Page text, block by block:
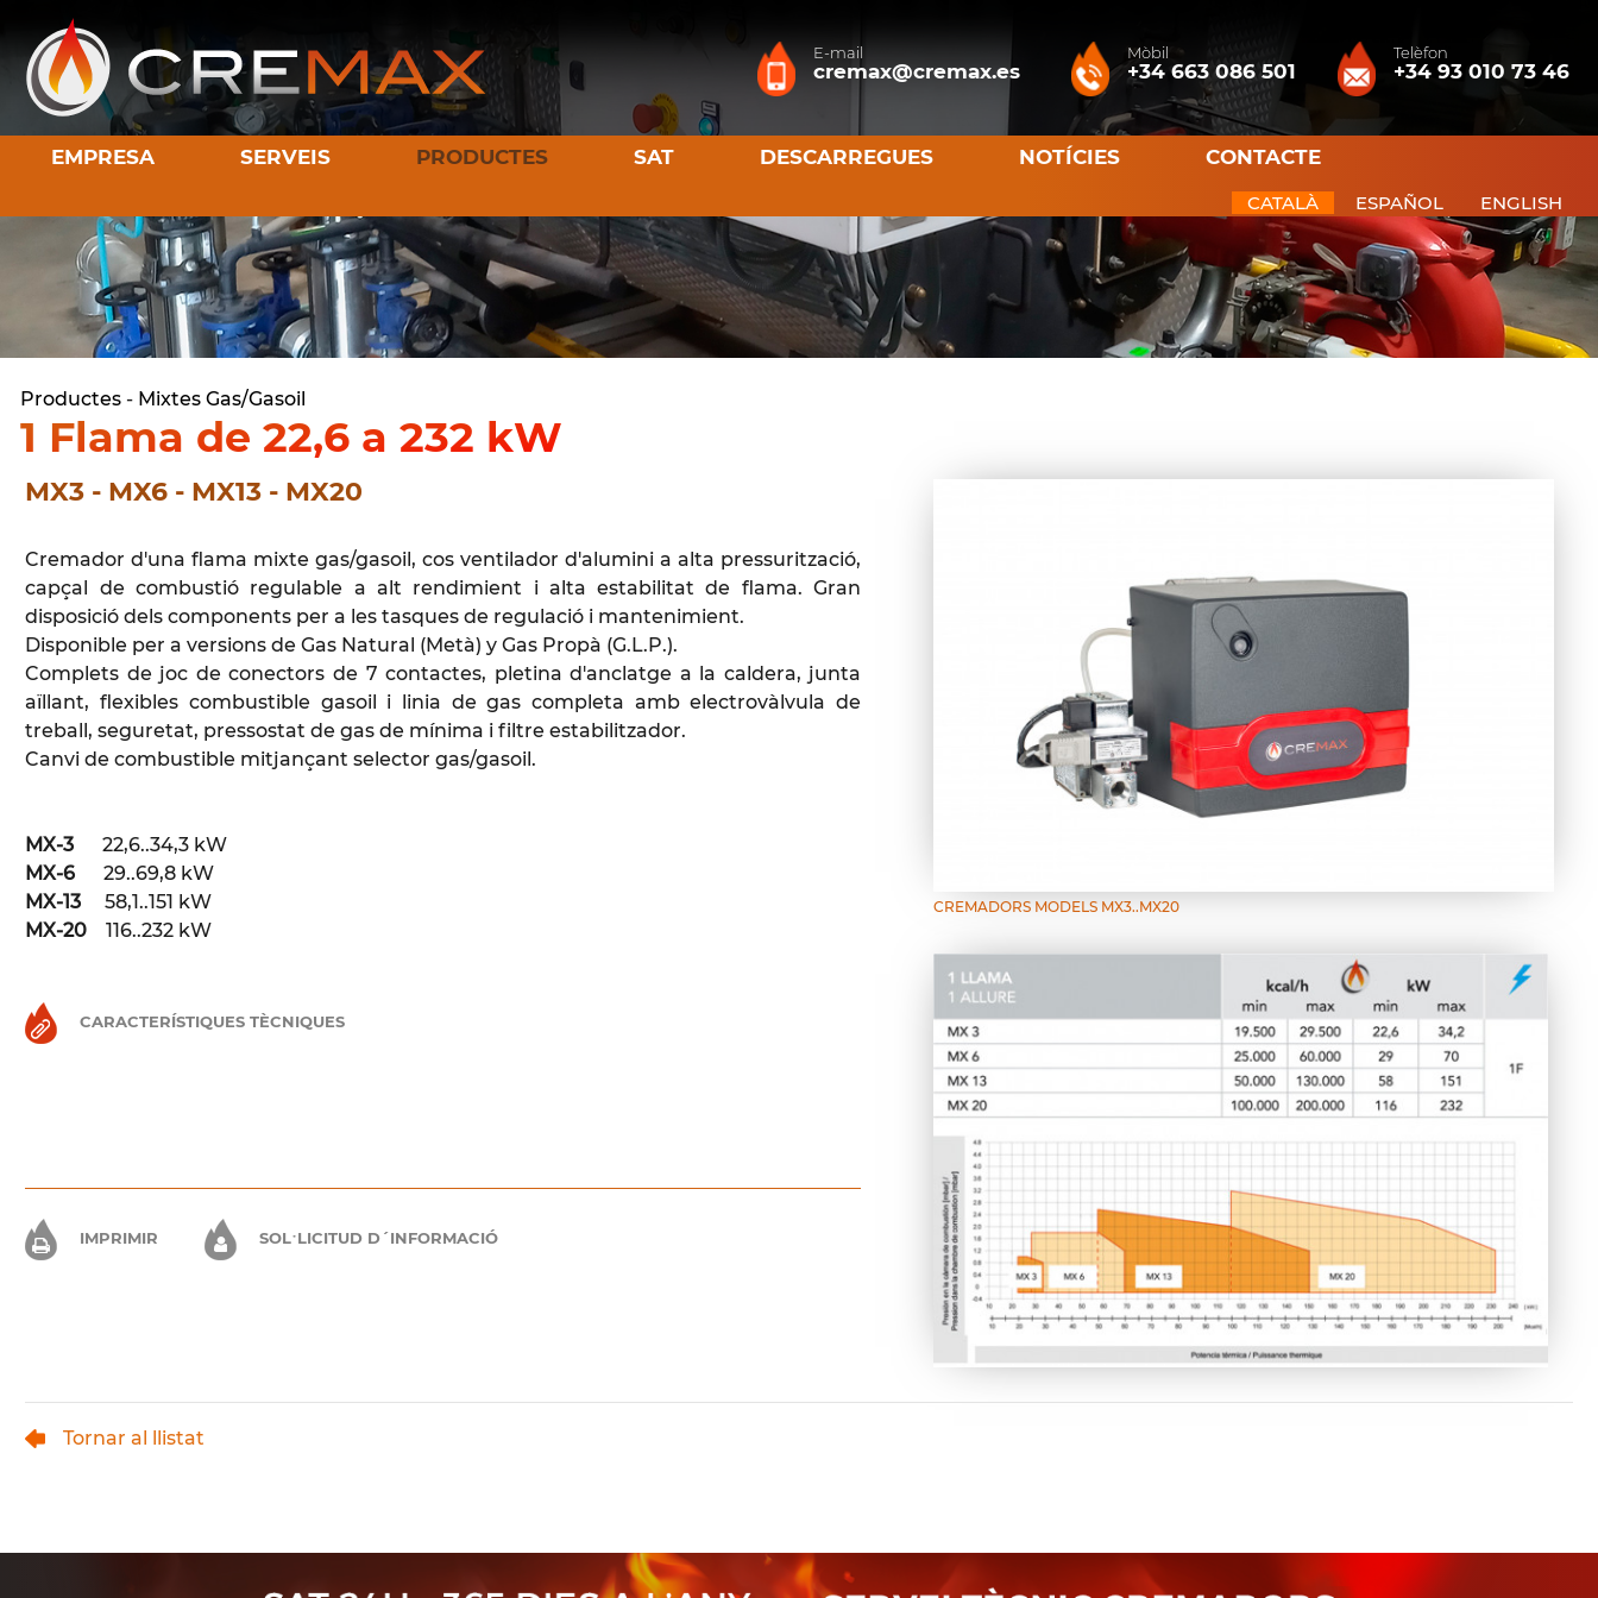
E-mail
cremax@cremax.es
Mòbil
+34 663 086 501
Telèfon
+34 93 010 73 46
EMPRESA SERVEIS PRODUCTES SAT DESCARREGUES NOTÍCIES CONTACTE
CATALÀ ESPAÑOL ENGLISH
Productes - Mixtes Gas/Gasoil
1 Flama de 22,6 a 232 kW
MX3 - MX6 - MX13 - MX20
Cremador d'una flama mixte gas/gasoil, cos ventilador d'alumini a alta pressurització,
capçal de combustió regulable a alt rendimient i alta estabilitat de flama. Gran
disposició dels components per a les tasques de regulació i mantenimient.
Disponible per a versions de Gas Natural (Metà) y Gas Propà (G.L.P.).
Complets de joc de conectors de 7 contactes, pletina d'anclatge a la caldera, junta
aïllant, flexibles combustible gasoil i linia de gas completa amb electrovàlvula de
treball, seguretat, pressostat de gas de mínima i filtre estabilitzador.
Canvi de combustible mitjançant selector gas/gasoil.
MX-3 22,6..34,3 kW
MX-6
29..69,8 kW
MX-13
58,1..151 kW
MX-20 116..232 kW
CARACTERÍSTIQUES TÈCNIQUES
IMPRIMIR SOL·LICITUD D´INFORMACIÓ
CREMADORS MODELS MX3..MX20
Tornar al llistat